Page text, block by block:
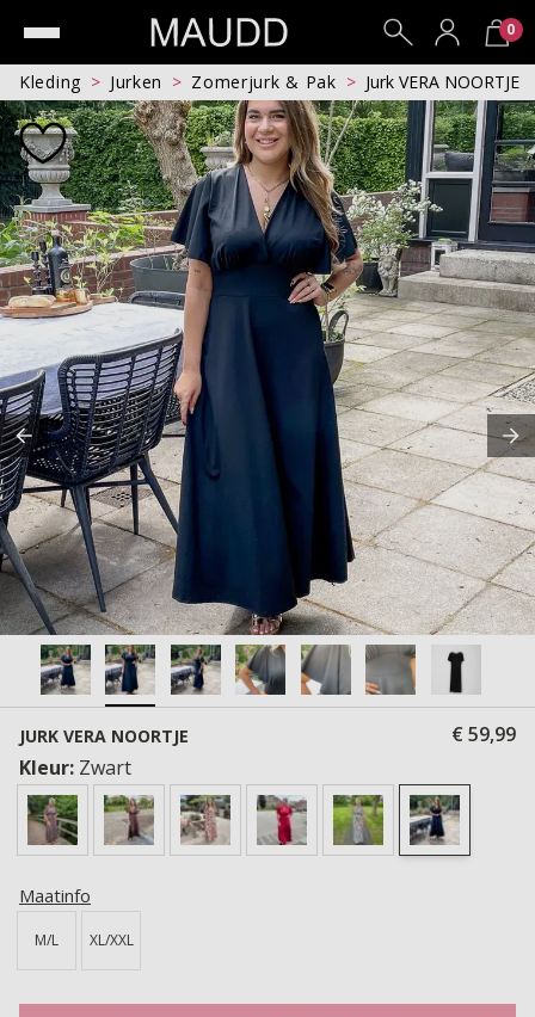
0
Kleding Jurken Zomerjurk & Pak Jurk VERA NOORTJE
JURK VERA NOORTJE
€ 59,99
Kleur: Zwart
Maatinfo
M/L XL/XXL